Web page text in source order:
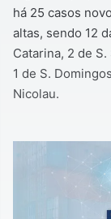
há 25 casos
altas, sendo 12
Catarina, 2 de
1 de S.
Nicolau.